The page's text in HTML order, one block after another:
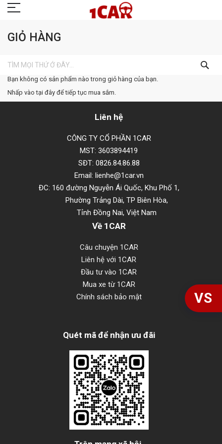
GIỎ HÀNG
Bạn không có sản phẩm nào trong giỏ hàng của bạn.
Nhấp vàotại đây để tiếp tục mua sắm.
Liên hệ
CÔNG TY CỔ PHẦN 1CAR
MST: 3603894419
SĐT: 0826.84.86.88
Email: lienhe@1car.vn
ĐC: 160 đường Nguyễn Ái Quốc, Khu Phố 1,
Phường Trảng Dài, TP Biên Hòa,
Tỉnh Đồng Nai, Việt Nam
Về 1CAR
Câu chuyện 1CAR
Liên hệ với 1CAR
Đầu tư vào 1CAR
Mua xe từ 1CAR
Chính sách bảo mật
Quét mã để nhận ưu đãi
VS